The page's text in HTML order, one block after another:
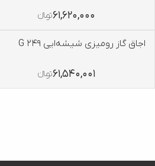
61,620,000تومانءءء
اجاق گاز رومیزی شیشه‌ایی G 249
61,540,001تومانءءء